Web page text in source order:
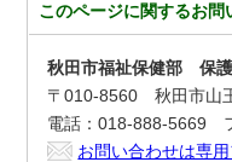
このページに関するお問
秋田市福祉保健部 保
〒010-8560 秋田市山
電話：018-888-5669
お問い合わせは専